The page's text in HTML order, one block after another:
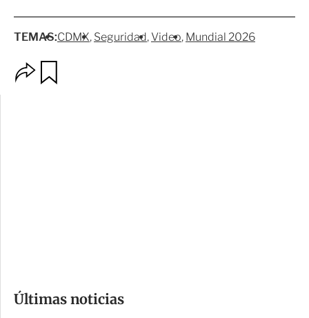
TEMAS:CDMX Seguridad Video Mundial 2026
m
Últimas noticias